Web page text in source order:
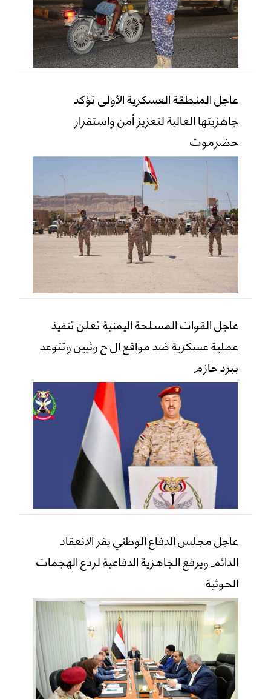
عاجل المنطقة العسكرية الأولى تؤكد
جاهزيتها العالية لتعزيز أمن واستقرار
حضرموت
عاجل القوات المسلحة اليمنية تعلن تنفيذ
عملية عسكرية ضد مواقع ال ح وثيين وتتوعد
ببرد حازم
عاجل مجلس الدفاع الوطني يقر الانعقاد
الدائم ويرفع الجاهزية الدفاعية لردع الهجمات
الحوثية